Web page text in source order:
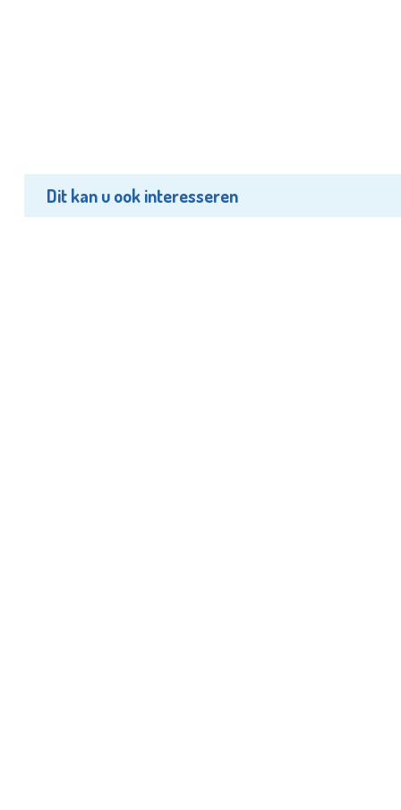
Dit kan u ook interesseren